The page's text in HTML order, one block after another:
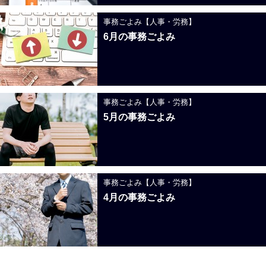
事務ごよみ【人事・労務】
6月の事務ごよみ
事務ごよみ【人事・労務】
5月の事務ごよみ
事務ごよみ【人事・労務】
4月の事務ごよみ